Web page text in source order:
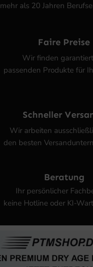
mehr als 20 Jahren
Faire Preise
Wir finden
passenden Produkte für
Schneller
Wir arbeiten
den besten
Beratung
Ihr persönlicher
keine Hotline oder KI-